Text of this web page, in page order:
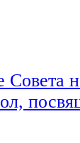
Совета